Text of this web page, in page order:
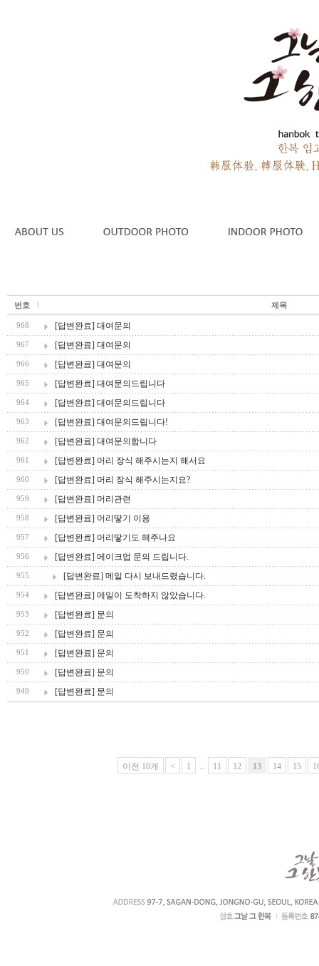
번호 제목
968 [답변완료] 대여문의
967 [답변완료] 대여문의
966 [답변완료] 대여문의
965 [답변완료] 대여문의드립니다
964 [답변완료] 대여문의드립니다
963 [답변완료] 대여문의드립니다!
962 [답변완료] 대여문의합니다
961 [답변완료] 머리 장식 해주시는지 해서요
960 [답변완료] 머리 장식 해주시는지요?
959 [답변완료] 머리관련
958 [답변완료] 머리땋기 이용
957 [답변완료] 머리땋기도 해주나요
956 [답변완료] 메이크업 문의 드립니다.
955 [답변완료] 메일 다시 보내드렸습니다.
954 [답변완료] 메일이 도착하지 않았습니다.
953 [답변완료] 문의
952 [답변완료] 문의
951 [답변완료] 문의
950 [답변완료] 문의
949 [답변완료] 문의
이전 10개 < 1 ... 11 12 13 14 15